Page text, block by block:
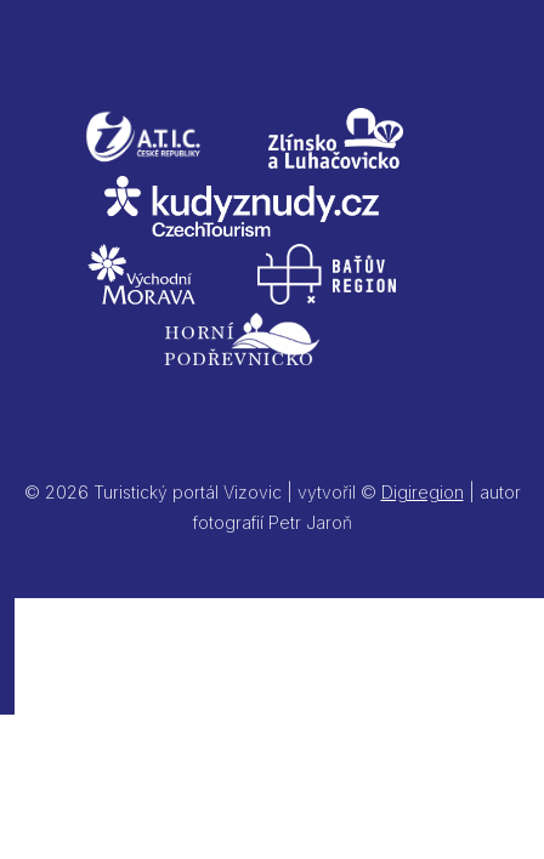
© 2026 Turistický portál Vizovic | vytvořil © Digiregion | autor
fotografií Petr Jaroň